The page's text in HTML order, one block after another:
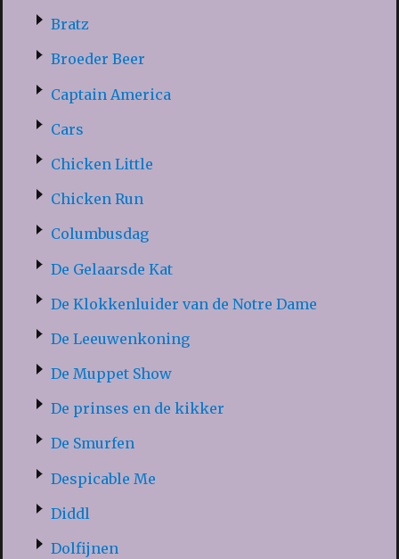
Bratz
Broeder Beer
Captain America
Cars
Chicken Little
Chicken Run
Columbusdag
De Gelaarsde Kat
De Klokkenluider van de Notre Dame
De Leeuwenkoning
De Muppet Show
De prinses en de kikker
De Smurfen
Despicable Me
Diddl
Dolfijnen